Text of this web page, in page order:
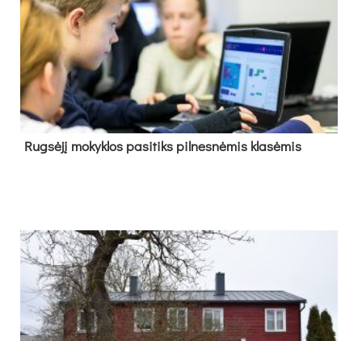
Rug­sė­jį mo­kyk­los pa­si­tiks pil­nes­nė­mis kla­sė­mis